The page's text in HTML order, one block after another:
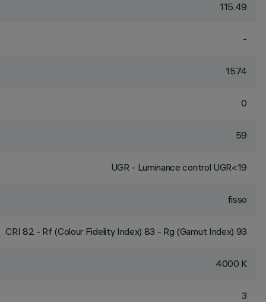
115.49
-
1574
0
59
UGR - Luminance control UGR<19
fisso
CRI 82 - Rf (Colour Fidelity Index) 83 - Rg (Gamut Index) 93
4000 K
3